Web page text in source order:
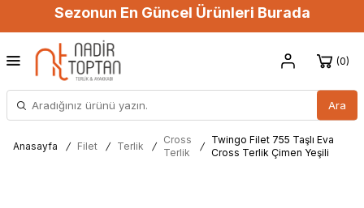
Sezonun En Güncel Ürünleri Burada
Ara
0
Anasayfa / Filet / Terlik /
Cross
Terlik
/
Twingo Filet 755 Taşlı Eva
Cross Terlik Çimen Yeşili